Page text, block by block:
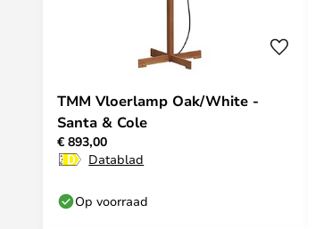
TMM Vloerlamp Oak/White -
Santa & Cole
€ 893,00
Datablad
Op voorraad